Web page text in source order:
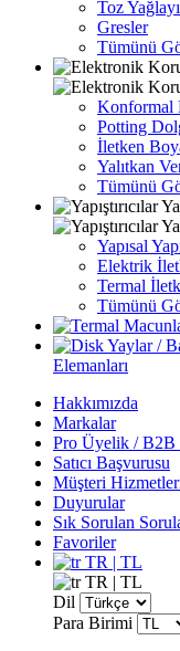
Toz
Gresler
Tümünü
Konformal
Potting
İletken
Yalıtkan
Tümünü
Yapısal
Elektrik
Termal
Tümünü
Elemanları
Hakkımızda
Markalar
Pro Üyelik /
Satıcı Başvurusu
Müşteri
Duyurular
Sık Sorulan
Favoriler
TR | TL
TR | TL
Dil
Para Birimi